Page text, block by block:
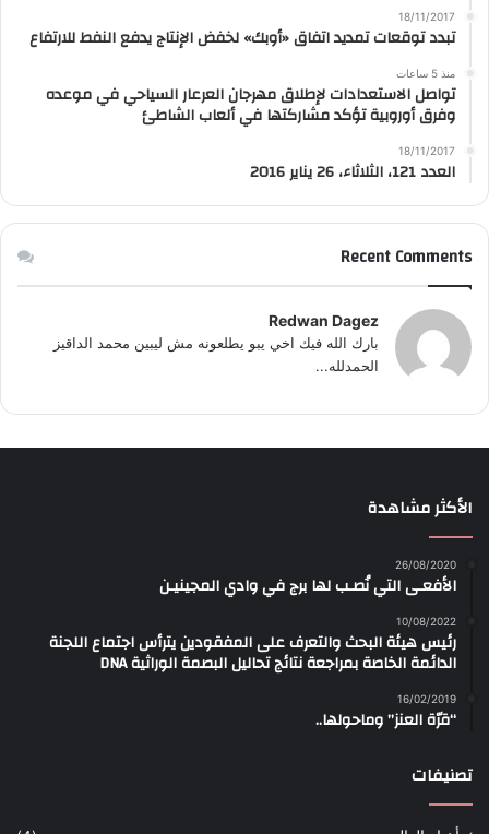
18/11/2017
تبدد توقعات تمديد اتفاق «أوبك» لخفض الإنتاج يدفع النفط للارتفاع
منذ 5 ساعات
تواصل الاستعدادات لإطلاق مهرجان العرعار السياحي في موعده
وفرق أوروبية تؤكد مشاركتها في ألعاب الشاطئ
18/11/2017
العدد 121، الثلاثاء، 26 يناير 2016
Recent Comments
Redwan Dagez
بارك الله فيك اخي يبو يطلعونه مش ليبين محمد الداقيز
الحمدلله...
الأكثر مشاهدة
26/08/2020
الأفعـى التي نُصـب لها برج في وادي المجينيـن
10/08/2022
رئيس هيئة البحث والتعرف على المفقودين يترأس اجتماع اللجنة
الدائمة الخاصة بمراجعة نتائج تحاليل البصمة الوراثية DNA
16/02/2019
“قرّة العنز” وماحولها..
تصنيفات